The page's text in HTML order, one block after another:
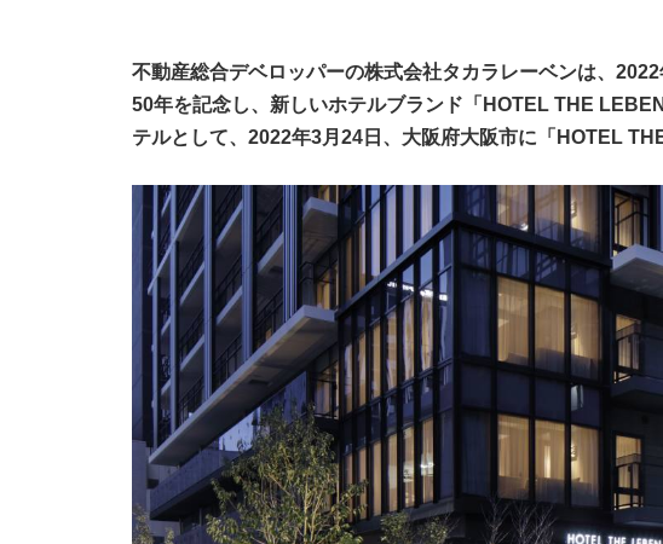
不動産総合デベロッパーの株式会社タカラレーベンは、
50年を記念し、新しいホテルブランド「HOTEL THE
テルとして、2022年3月24日、大阪府大阪市に「HOTEL